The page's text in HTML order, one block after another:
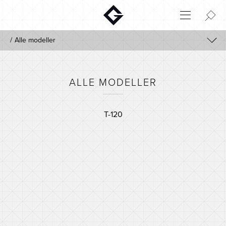
Aktuelt
Innovasjon
Hjem
Login
Huskonfigurator
Alle modeller
T-120
ALLE MODELLER
T-120